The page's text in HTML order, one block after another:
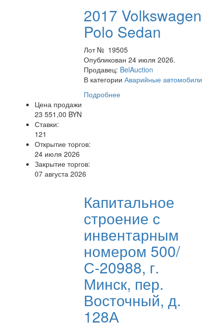
2017 Volkswagen
Polo Sedan
Лот № 19505
Опубликован 24 июля 2026.
Продавец: BelAuction
В категорииАварийные автомобили
Подробнее
Цена продажи
23 551,00 BYN
Ставки:
121
Открытие торгов:
24 июля 2026
Закрытие торгов:
07 августа 2026
Капитальное
строение с
инвентарным
номером 500/
С-20988, г.
Минск, пер.
Восточный, д.
128А